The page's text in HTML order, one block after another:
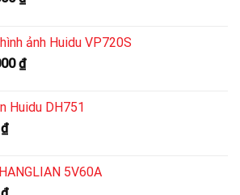
ảnh Huidu VP720S
₫
Huidu DH751
₫
5V60A